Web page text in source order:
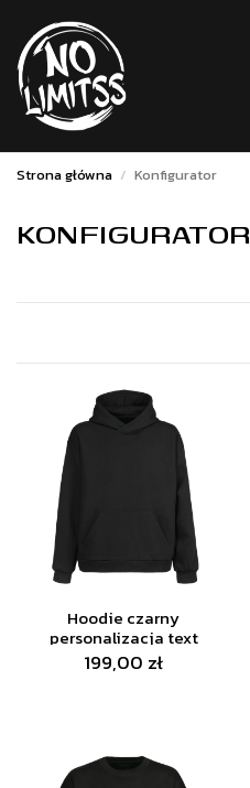
Strona główna Konfigurator
KONFIGURATOR
Hoodie czarny
personalizacja text
199,00 zł